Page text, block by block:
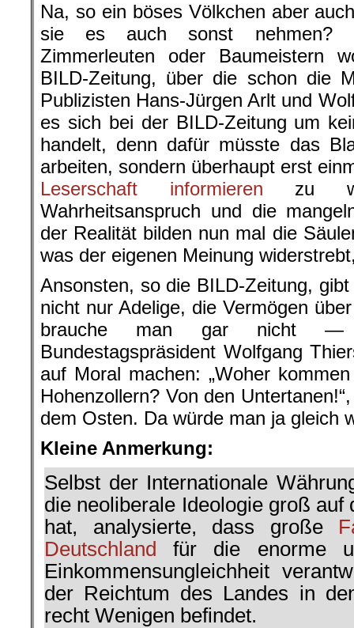
Na, so ein böses Völkchen aber
sie es auch sonst nehmen?
Zimmerleuten oder Baumeistern
BILD-Zeitung, über die schon die
Publizisten Hans-Jürgen Arlt und
es sich bei der BILD-Zeitung um
handelt, denn dafür müsste das
arbeiten, sondern überhaupt erst
Leserschaft informieren zu
Wahrheitsanspruch und die
der Realität bilden nun mal die
was der eigenen Meinung
Ansonsten, so die BILD-Zeitung,
nicht nur Adelige, die Vermögen
brauche man gar nicht —
Bundestagspräsident Wolfgang
auf Moral machen: „Woher
Hohenzollern? Von den
dem Osten. Da würde man ja gleich
Kleine Anmerkung:
Selbst der Internationale
die neoliberale Ideologie groß auf
hat, analysierte, dass große
Deutschland
für die enorme
Einkommensungleichheit
der Reichtum des Landes in
recht Wenigen befindet.